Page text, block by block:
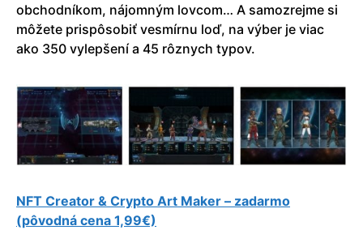
obchodníkom, nájomným lovcom… A samozrejme si
môžete prispôsobiť vesmírnu loď, na výber je viac
ako 350 vylepšení a 45 rôznych typov.
NFT Creator & Crypto Art Maker – zadarmo
(pôvodná cena 1,99€)